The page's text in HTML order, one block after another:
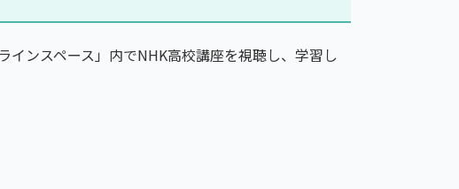
ンスペース」内でNHK高校講座を視聴し、学習し